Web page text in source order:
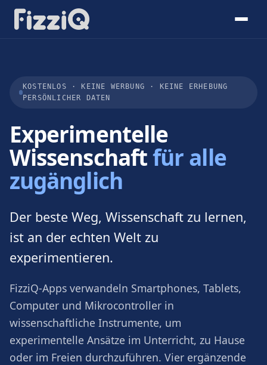
KOSTENLOS · KEINE WERBUNG · KEINE ERHEBUNG
PERSÖNLICHER DATEN
Experimentelle
Wissenschaftfür alle
zugänglich
Der beste Weg, Wissenschaft zu lernen,
ist an der echten Welt zu
experimentieren.
FizziQ-Apps verwandeln Smartphones, Tablets,
Computer und Mikrocontroller in
wissenschaftliche Instrumente, um
experimentelle Ansätze im Unterricht, zu Hause
oder im Freien durchzuführen. Vier ergänzende